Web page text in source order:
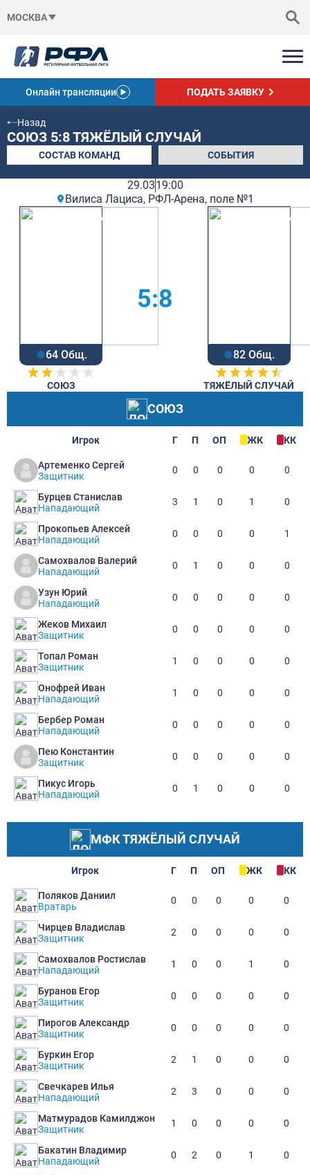
МОСКВА
Онлайн трансляции ПОДАТЬ ЗАЯВКУ
Назад
СОЮЗ 5:8 ТЯЖЁЛЫЙ СЛУЧАЙ
СОСТАВ КОМАНД СОБЫТИЯ
29.0319:00
Вилиса Лациса, РФЛ-Арена, поле №1
64 Общ.
СОЮЗ
5:8
82 Общ.
ТЯЖЁЛЫЙ СЛУЧАЙ
СОЮЗ
Игрок Г П ОП ЖК КК
Артеменко Сергей
Защитник
0 0 0 0 0
Бурцев Станислав
Нападающий
3 1 0 1 0
Прокопьев Алексей
Нападающий
0 0 0 0 1
Самохвалов Валерий
Нападающий
0 1 0 0 0
Узун Юрий
Нападающий
0 0 0 0 0
Жеков Михаил
Защитник
0 0 0 0 0
Топал Роман
Защитник
1 0 0 0 0
Онофрей Иван
Нападающий
1 0 0 0 0
Бербер Роман
Нападающий
0 0 0 0 0
Пею Константин
Защитник
0 0 0 0 0
Пикус Игорь
Нападающий
0 1 0 0 0
МФК ТЯЖЁЛЫЙ СЛУЧАЙ
Игрок Г П ОП ЖК КК
Поляков Даниил
Вратарь
0 0 0 0 0
Чирцев Владислав
Защитник
2 0 0 0 0
Самохвалов Ростислав
Нападающий
1 0 0 1 0
Буранов Егор
Защитник
0 0 0 0 0
Пирогов Александр
Защитник
0 0 0 0 0
Буркин Егор
Защитник
2 1 0 0 0
Свечкарев Илья
Нападающий
2 3 0 0 0
Матмурадов Камилджон
Защитник
1 0 0 0 0
Бакатин Владимир
Нападающий
0 2 0 1 0